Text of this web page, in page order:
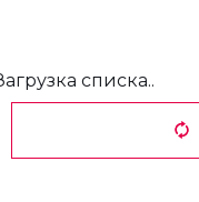
списка..